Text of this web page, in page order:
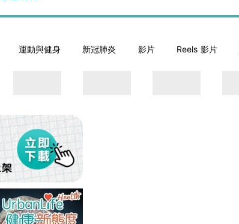
運動與健身 新冠肺炎 影片 Reels 影片